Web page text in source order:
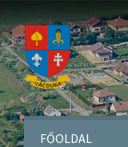
FŐOLDAL